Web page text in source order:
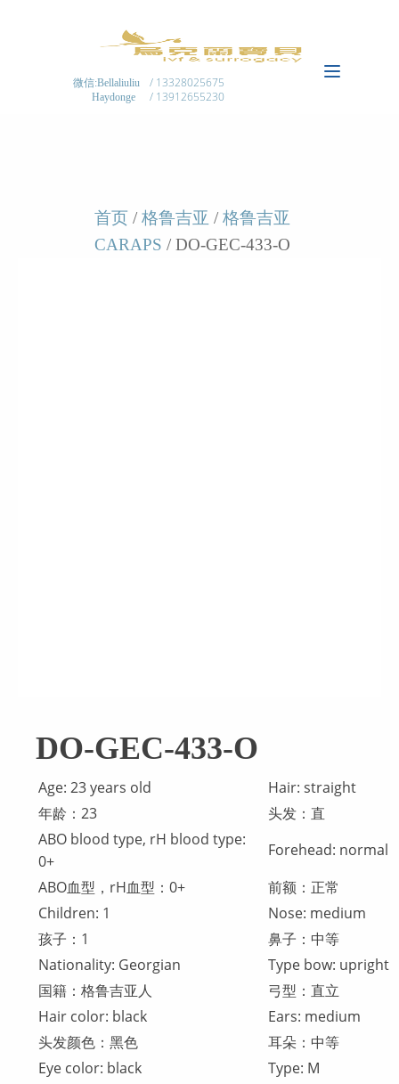
微信:Bellaliuliu
Haydonge
/ 13328025675
/ 13912655230
首页 / 格鲁吉亚 / 格鲁吉亚
CARAPS / DO-GEC-433-O
DO-GEC-433-O
Age: 23 years old
Hair: straight
年龄：23
头发：直
ABO blood type, rH blood type:
0+
Forehead: normal
ABO血型，rH血型：0+
前额：正常
Children: 1
Nose: medium
孩子：1
鼻子：中等
Nationality: Georgian
Type bow: upright
国籍：格鲁吉亚人
弓型：直立
Hair color: black
Ears: medium
头发颜色：黑色
耳朵：中等
Eye color: black
Type: M